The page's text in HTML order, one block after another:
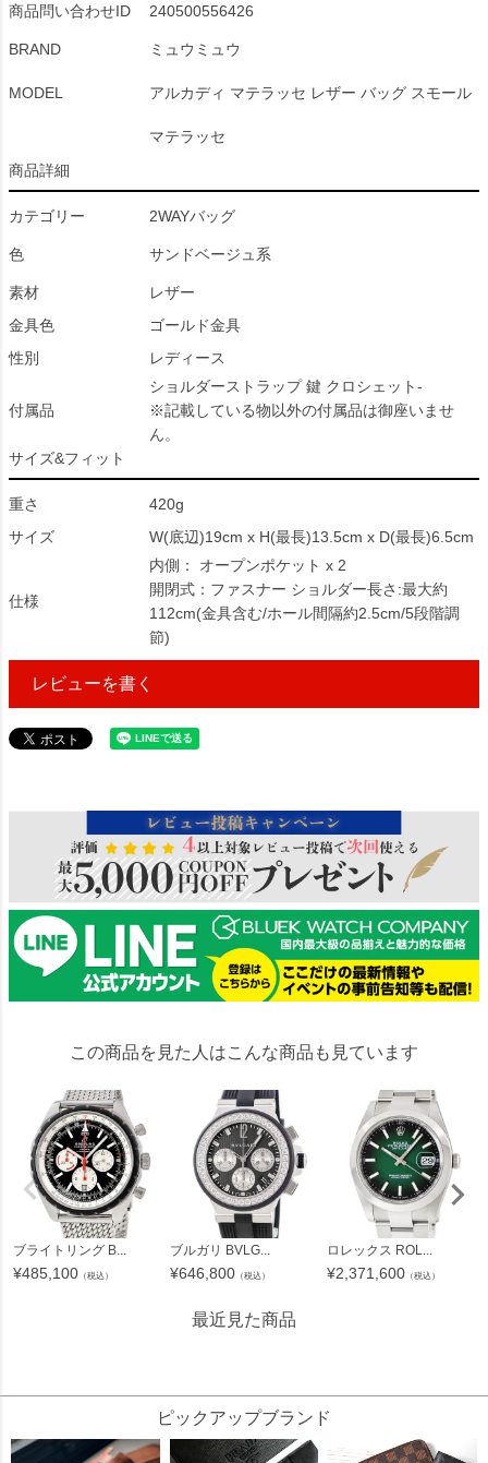
商品問い合わせID 240500556426
BRAND ミュウミュウ
MODEL アルカディ マテラッセ レザー バッグ スモール
マテラッセ
商品詳細
カテゴリー 2WAYバッグ
色 サンドベージュ系
素材
レザー
金具色
ゴールド金具
性別
レディース
付属品
ショルダーストラップ 鍵 クロシェット-
※記載している物以外の付属品は御座いませ
ん。
サイズ&フィット
重さ
420g
サイズ
W(底辺)19cm x H(最長)13.5cm x D(最長)6.5cm
仕様
内側： オープンポケット x 2
開閉式：ファスナー ショルダー長さ:最大約
112cm(金具含む/ホール間隔約2.5cm/5段階調
節)
レビューを書く
この商品を見た人はこんな商品も見ています
ブライトリング B...
¥485,100 （税込）
ブルガリ BVLG...
¥646,800 （税込）
ロレックス ROL...
¥2,371,600 （税込）
最近見た商品
ピックアップブランド